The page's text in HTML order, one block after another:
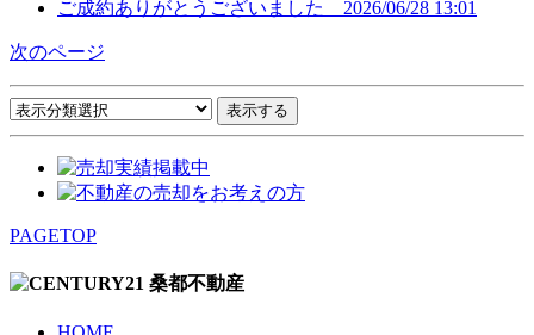
ご成約ありがとうございました 2026/06/28 13:01
次のページ
PAGETOP